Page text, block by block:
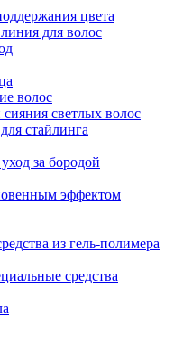
цвета
для волос
волос
светлых волос
стайлинга
за бородой
эффектом
из гель-полимера
средства